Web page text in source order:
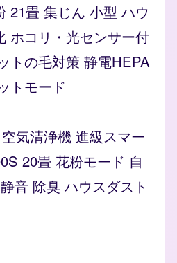
21畳 集じん 小型 ハウ
ホコリ・光センサー付
トの毛対策 静電HEPA
トモード
気清浄機 進級スマー
20畳 花粉モード 自
音 除臭 ハウスダスト